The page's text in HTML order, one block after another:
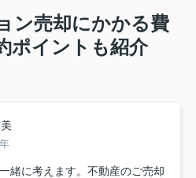
ン売却にかかる費
ポイントも紹介
緒に考えます。不動産のご売却